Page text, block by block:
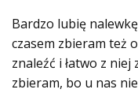
Bardzo lubię
czasem zbieram też
znaleźć i łatwo z
zbieram, bo u nas